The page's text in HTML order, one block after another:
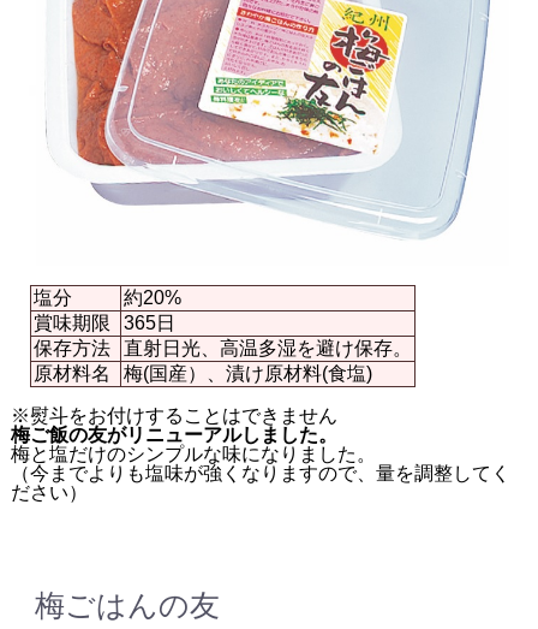
塩分
約20%
賞味期限
365日
保存方法
直射日光、高温多湿を避け保存。
原材料名
梅(国産）、漬け原材料(食塩)
※熨斗をお付けすることはできません
梅ご飯の友がリニューアルしました。
梅と塩だけのシンプルな味になりました。
（今までよりも塩味が強くなりますので、量を調整してく
ださい）